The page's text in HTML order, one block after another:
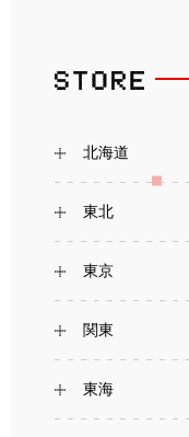
北海道
東北
東京
関東
東海